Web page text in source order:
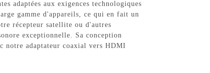
adaptées aux exigences technologiques
gamme d'appareils, ce qui en fait un
récepteur satellite ou d'autres
exceptionnelle. Sa conception
notre adaptateur coaxial vers HDMI